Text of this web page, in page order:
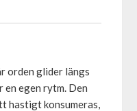
orden glider längs
en egen rytm. Den
hastigt konsumeras,